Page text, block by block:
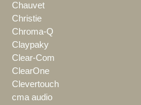
Chauvet
Christie
Chroma-Q
Claypaky
Clear-Com
ClearOne
Clevertouch
cma audio